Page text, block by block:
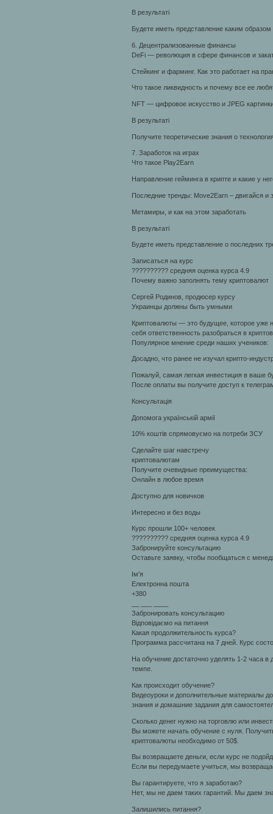
В результаті
Будете иметь представление каким
6. Децентрализованные финансы
DeFi — революция в сфере финансов и
Стейкинг и фарминг. Как это работает на
Что такое ликвидность и почему все ее
NFT — цифровое искусство и JPEG
В результаті
Получите теоретические знания о
7. Заработок на играх
Что такое Play2Earn
Направление гейминга в крипте и какие у
Последние тренды: Move2Earn – двигайся и
Метамиры, и как на этом заработать
В результаті
Будете иметь представление о последних
Записаться на курс
?????????? средняя оценка курса 4.9
Почему важно заполнять тему криптовалют
Сергей Родинов, продюсер курсу
Украинцы должны быть умными
Криптовалюты — это будущее, которое уже
себя ответственность разобраться в
Популярное мнение среди наших учеников:
Досадно, что ранее не изучал крипто-
Пожалуй, самая легкая инвестиция в ваше
После оплаты вы получите доступ к
Консультація
Допомога українській армії
10% коштів спрямовуємо на потреби ЗСУ
Сделайте шаг навстречу
криптовалютам
Получите очевидные преимущества:
Онлайн в любое время
Доступно для новичков
Интересно и без воды
Курс прошли 100+ человек
?????????? средняя оценка курса 4.9
Забронируйте консультацию
Оставьте заявку, чтобы пообщаться с
Ім'я
Електронна пошта
+380
Забронировать консультацию
Відповідаємо на питання
Какая продолжительность курса?
Программа рассчитана на 7 дней. Курс
На обучение достаточно уделять 1-2 часа
темпе.
Как происходит обучение?
Видеоуроки и дополнительные материалы
знания и домашние задания для
Сколько денег нужно на торговлю или
Вы можете начать обучение с нуля.
криптовалюты необходимо от 50$.
Вы возвращаете деньги, если курс не
Если вы передумаете учиться, мы
Вы гарантируете, что я заработаю?
Нет, мы не даем таких гарантий. Мы даем
Залишились питання?